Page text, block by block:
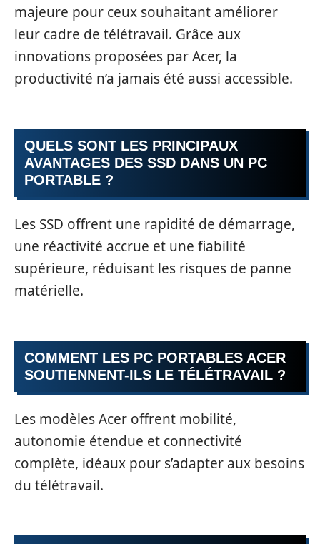
majeure pour ceux souhaitant améliorer
leur cadre de télétravail. Grâce aux
innovations proposées par Acer, la
productivité n’a jamais été aussi accessible.
QUELS SONT LES PRINCIPAUX
AVANTAGES DES SSD DANS UN PC
PORTABLE ?
Les SSD offrent une rapidité de démarrage,
une réactivité accrue et une fiabilité
supérieure, réduisant les risques de panne
matérielle.
COMMENT LES PC PORTABLES ACER
SOUTIENNENT-ILS LE TÉLÉTRAVAIL ?
Les modèles Acer offrent mobilité,
autonomie étendue et connectivité
complète, idéaux pour s’adapter aux besoins
du télétravail.